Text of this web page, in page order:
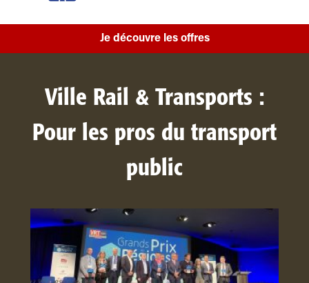
Je découvre les offres
Ville Rail & Transports :
Pour les pros du transport
public